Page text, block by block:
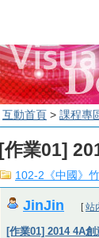
互動首頁 > 課程專
[作業01]
102-2《中國》
JinJin [站
[作業01] 2014 4A